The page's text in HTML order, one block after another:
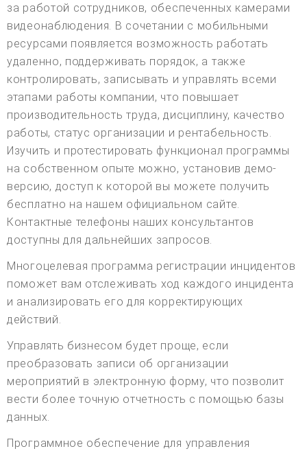
за работой сотрудников, обеспеченных камерами
видеонаблюдения. В сочетании с мобильными
ресурсами появляется возможность работать
удаленно, поддерживать порядок, а также
контролировать, записывать и управлять всеми
этапами работы компании, что повышает
производительность труда, дисциплину, качество
работы, статус организации и рентабельность.
Изучить и протестировать функционал программы
на собственном опыте можно, установив демо-
версию, доступ к которой вы можете получить
бесплатно на нашем официальном сайте.
Контактные телефоны наших консультантов
доступны для дальнейших запросов.
Многоцелевая программа регистрации инцидентов
поможет вам отслеживать ход каждого инцидента
и анализировать его для корректирующих
действий.
Управлять бизнесом будет проще, если
преобразовать записи об организации
мероприятий в электронную форму, что позволит
вести более точную отчетность с помощью базы
данных.
Программное обеспечение для управления